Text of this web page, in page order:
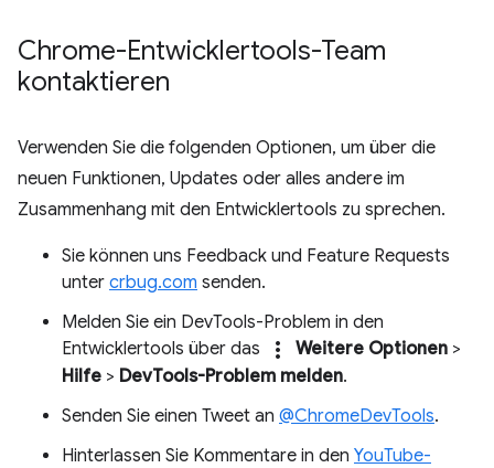
Chrome-Entwicklertools-Team
kontaktieren
Verwenden Sie die folgenden Optionen, um über die
neuen Funktionen, Updates oder alles andere im
Zusammenhang mit den Entwicklertools zu sprechen.
Sie können uns Feedback und Feature Requests
unter crbug.com senden.
Melden Sie ein DevTools-Problem in den
Entwicklertools über das
more_vert Weitere Optionen >
Hilfe > DevTools-Problem melden.
Senden Sie einen Tweet an @ChromeDevTools.
Hinterlassen Sie Kommentare in den YouTube-